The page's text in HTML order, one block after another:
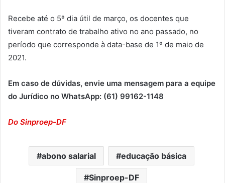
Recebe até o 5º dia útil de março, os docentes que
tiveram contrato de trabalho ativo no ano passado, no
período que corresponde à data-base de 1º de maio de
2021.
Em caso de dúvidas, envie uma mensagem para a equipe
do Jurídico no WhatsApp: (61) 99162-1148
Do Sinproep-DF
abono salarial educação básica
Sinproep-DF